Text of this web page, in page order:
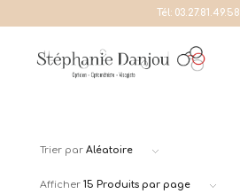
Tél: 03.27.81.49.58
Trier par Aléatoire
Afficher 15 Produits par page